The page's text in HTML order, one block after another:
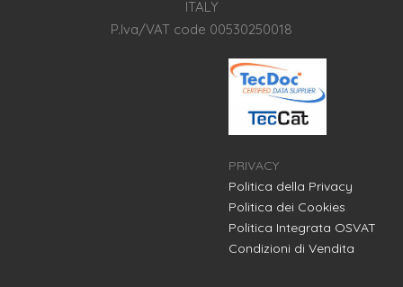
ITALY
P.Iva/VAT code 00530250018
PRIVACY
Politica della Privacy
Politica dei Cookies
Politica Integrata OSVAT
Condizioni di Vendita